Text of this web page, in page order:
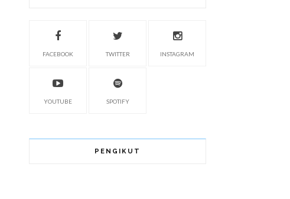
FACEBOOK TWITTER INSTAGRAM
YOUTUBE SPOTIFY
PENGIKUT